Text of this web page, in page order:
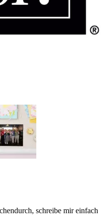
schreibe mir einfach